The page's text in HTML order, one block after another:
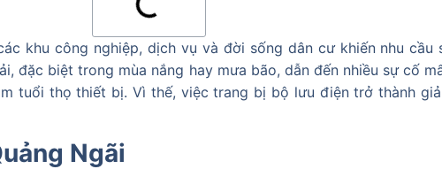
khu công nghiệp, dịch vụ và đời sống dân cư khiến nhu cầu
đặc biệt trong mùa nắng hay mưa bão, dẫn đến nhiều sự cố
tuổi thọ thiết bị. Vì thế, việc trang bị bộ lưu điện trở thành
Ngãi